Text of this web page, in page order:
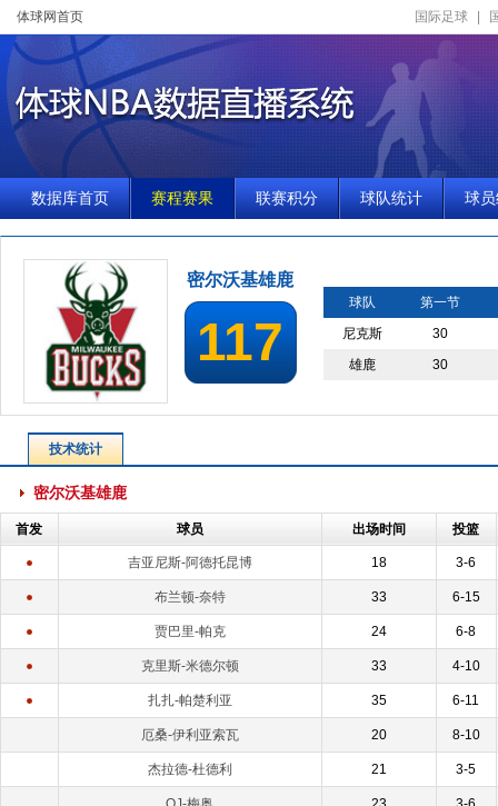
国际足球
体球网首页
数据库首页 赛程赛果 联赛积分 球队统计 球
密尔沃基雄鹿
117
球队
第一节
尼克斯
30
雄鹿
30
技术统计
密尔沃基雄鹿
首发 球员 出场时间 投篮
吉亚尼斯-阿德托昆博 18 3-6
布兰顿-奈特 33 6-15
贾巴里-帕克 24 6-8
克里斯-米德尔顿 33 4-10
扎扎-帕楚利亚 35 6-11
厄桑-伊利亚索瓦 20 8-10
杰拉德-杜德利 21 3-5